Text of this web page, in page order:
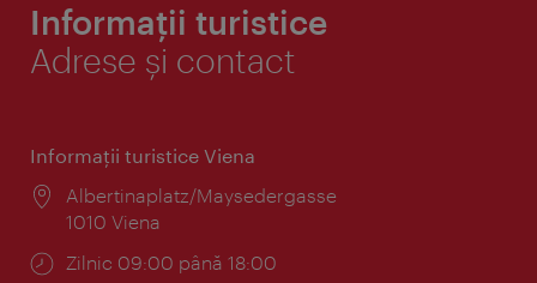
Informații turistice
Adrese și contact
Informaţii turistice Viena
Locul:
Albertinaplatz/Maysedergasse
1010 Viena
Program:
Zilnic 09:00 până 18:00